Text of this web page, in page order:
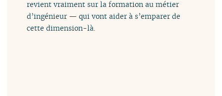
revient vraiment sur la formation au métier
d’ingénieur — qui vont aider à s’emparer de
cette dimension-là.